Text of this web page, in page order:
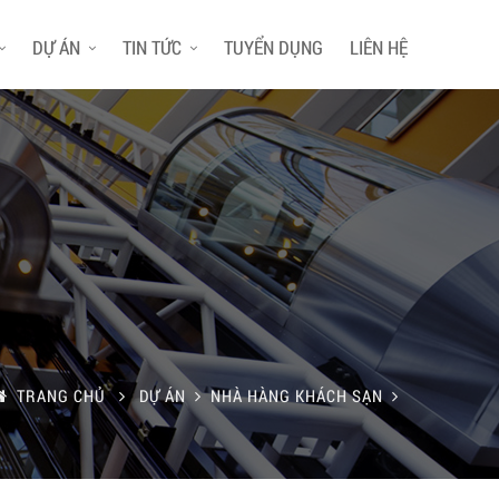
DỰ ÁN TIN TỨC TUYỂN DỤNG LIÊN HỆ
TRANG CHỦ DỰ ÁN NHÀ HÀNG KHÁCH SẠN